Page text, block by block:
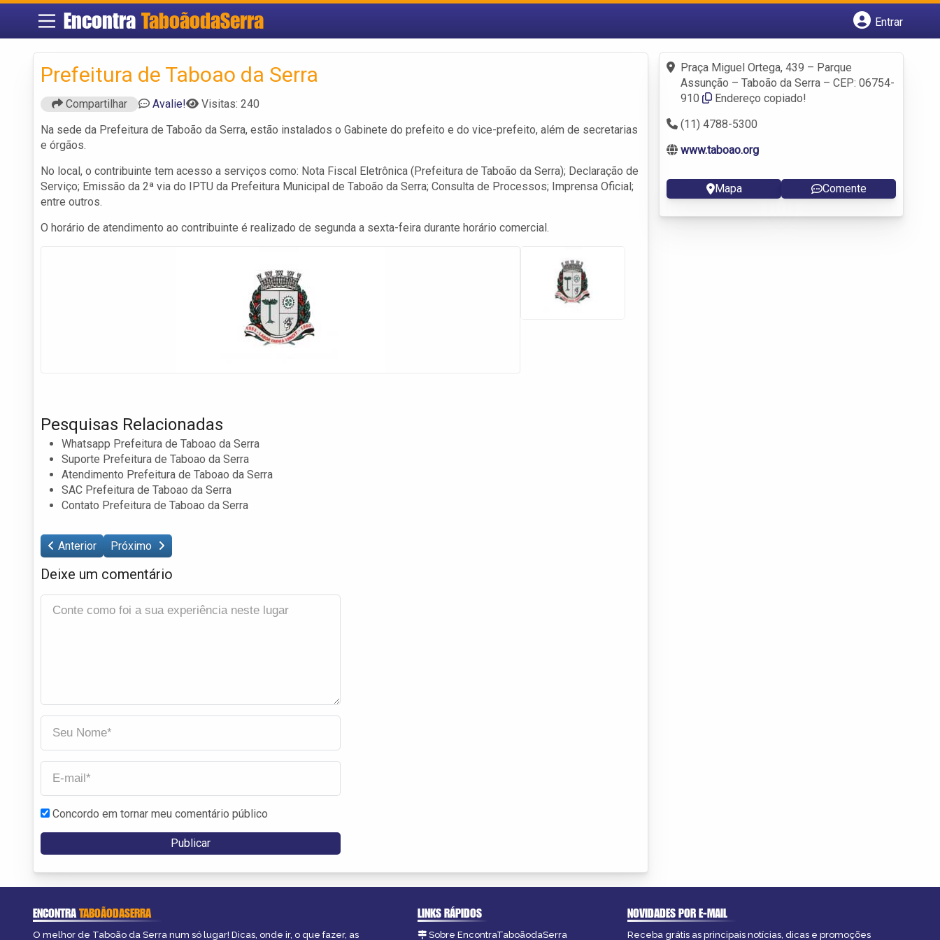
Encontra TaboãodaSerra
Entrar
Fazer login
Criar conta
Prefeitura de Taboao da Serra
Compartilhar Avalie!
Visitas: 240
Na sede da Prefeitura de Taboão da Serra, estão instalados o Gabinete do prefeito e do vice-prefeito, além de secretarias
e órgãos.
No local, o contribuinte tem acesso a serviços como: Nota Fiscal Eletrônica (Prefeitura de Taboão da Serra); Declaração de
Serviço; Emissão da 2ª via do IPTU da Prefeitura Municipal de Taboão da Serra; Consulta de Processos; Imprensa Oficial;
entre outros.
O horário de atendimento ao contribuinte é realizado de segunda a sexta-feira durante horário comercial.
Pesquisas Relacionadas
Whatsapp Prefeitura de Taboao da Serra
Suporte Prefeitura de Taboao da Serra
Atendimento Prefeitura de Taboao da Serra
SAC Prefeitura de Taboao da Serra
Contato Prefeitura de Taboao da Serra
Anterior Próximo
Deixe um comentário
Concordo em tornar meu comentário público
Praça Miguel Ortega, 439 – Parque
Assunção – Taboão da Serra – CEP: 06754-
910
Endereço copiado!
(11) 4788-5300
www.taboao.org
Mapa Comente
ENCONTRATABOÃODASERRA
O melhor de Taboão da Serra num só lugar! Dicas, onde ir, o que fazer, as
LINKS RÁPIDOS
Sobre EncontraTaboãodaSerra
NOVIDADES POR E-MAIL
Receba grátis as principais notícias, dicas e promoções